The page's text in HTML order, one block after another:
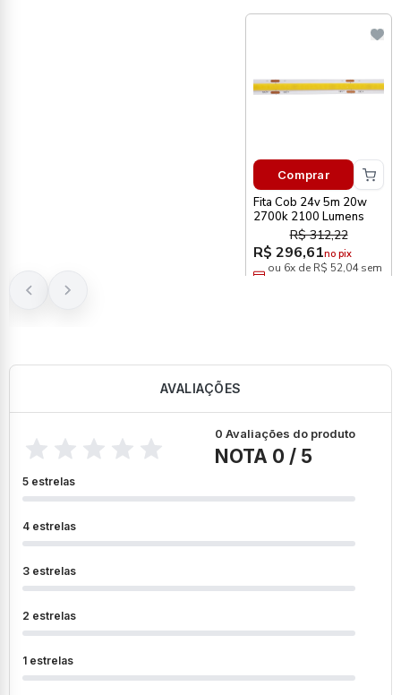
Comprar
Fita Cob 24v 5m 20w
2700k 2100 Lumens
R$ 312,22
R$ 296,61no pix
ou 6x de R$ 52,04 sem
AVALIAÇÕES
0 Avaliações do produto
NOTA 0 / 5
5 estrelas
4 estrelas
3 estrelas
2 estrelas
1 estrelas